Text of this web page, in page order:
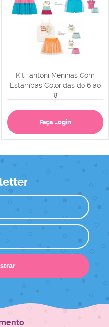
Kit Fantoni Meninas Com
Estampas Coloridas do 6 ao
8
Faça Login